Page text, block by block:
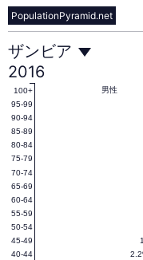
PopulationPyramid.net
ザ
ン
ビ
ア
の
ザンビア
2016
男性
40-44
45-49
50-54
55-59
60-64
65-69
70-74
75-79
80-84
85-89
90-94
95-99
100+